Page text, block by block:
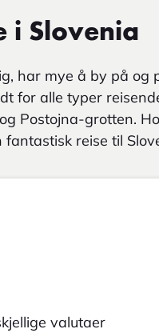
i Slovenia
har mye å by på og
for alle typer
Postojna-grotten.
reise til
valutaer